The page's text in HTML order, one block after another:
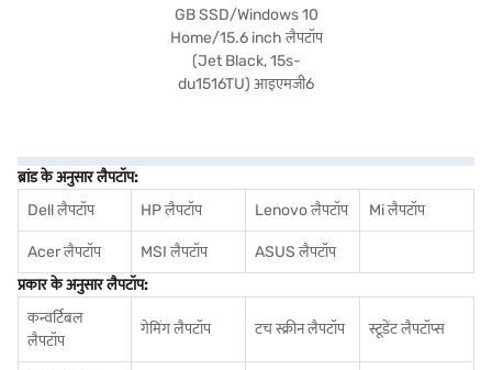
ब्रांड के अनुसार लैपटॉप:
Dell लैपटॉप
HP लैपटॉप Lenovo लैपटॉप Mi लैपटॉप
Acer लैपटॉप MSI लैपटॉप
ASUS लैपटॉप
प्रकार के अनुसार लैपटॉप:
कन्वर्टिबल
लैपटॉप
गेमिंग लैपटॉप टच स्क्रीन लैपटॉप स्टूडेंट लैपटॉप्स